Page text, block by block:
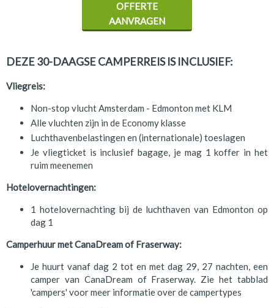
DEZE 30-DAAGSE CAMPERREIS IS INCLUSIEF:
Vliegreis:
Non-stop vlucht Amsterdam - Edmonton met KLM
Alle vluchten zijn in de Economy klasse
Luchthavenbelastingen en (internationale) toeslagen
Je vliegticket is inclusief bagage, je mag 1 koffer in het
ruim meenemen
Hotelovernachtingen:
1 hotelovernachting bij de luchthaven van Edmonton op
dag 1
Camperhuur met CanaDream of Fraserway:
Je huurt vanaf dag 2 tot en met dag 29, 27 nachten, een
camper van CanaDream of Fraserway. Zie het tabblad
'campers' voor meer informatie over de campertypes
OFFERTE
AANVRAGEN